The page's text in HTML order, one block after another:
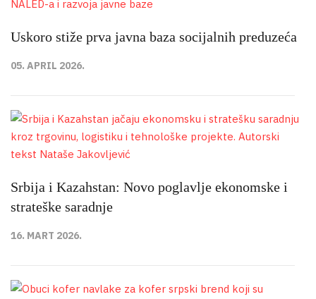
Uskoro stiže prva javna baza socijalnih preduzeća
05. APRIL 2026.
Srbija i Kazahstan: Novo poglavlje ekonomske i
strateške saradnje
16. MART 2026.